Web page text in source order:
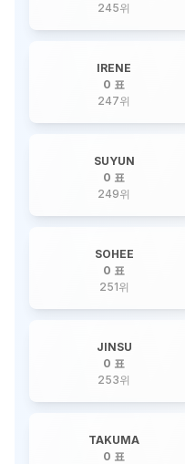
245위
IRENE
0 표
247위
SUYUN
0 표
249위
SOHEE
0 표
251위
JINSU
0 표
253위
TAKUMA
0 표